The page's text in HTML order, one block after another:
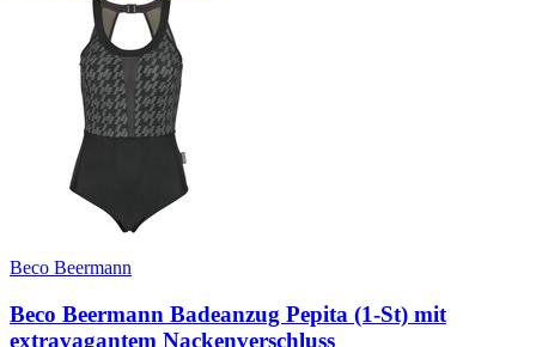
Beco Beermann
Beco Beermann Badeanzug Pepita (1-St) mit
extravagantem Nackenverschluss